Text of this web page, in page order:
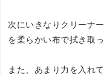
次にいきなりクリーナ
を柔らかい布で拭き取
また、あまり力を入れ